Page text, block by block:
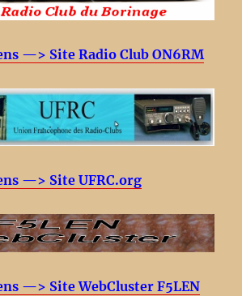
—> Site Radio Club ON6RM
—> Site UFRC.org
—> Site WebCluster F5LEN